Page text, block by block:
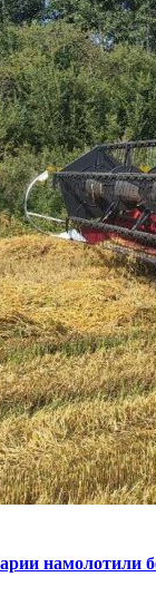
намолотили